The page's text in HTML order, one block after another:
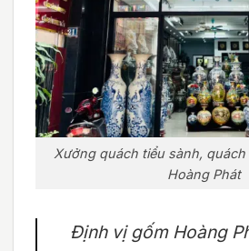
Xưởng quách tiểu sành, quách
Hoàng Phát
Định vị gốm Hoàng